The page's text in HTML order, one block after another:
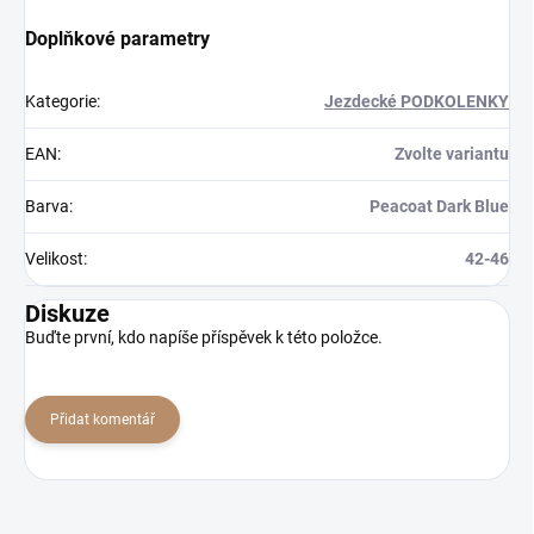
Doplňkové parametry
Kategorie: Jezdecké PODKOLENKY
EAN: Zvolte variantu
Barva: Peacoat Dark Blue
Velikost: 42-46
Diskuze
Buďte první, kdo napíše příspěvek k této položce.
Přidat komentář